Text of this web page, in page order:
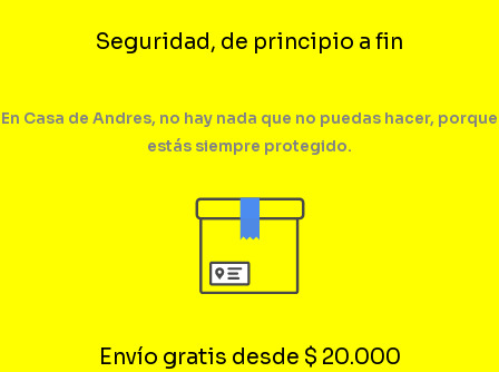
Seguridad, de principio a fin
En Casa de Andres, no hay nada que no puedas hacer, porque
estás siempre protegido.
Envío gratis desde $ 20.000